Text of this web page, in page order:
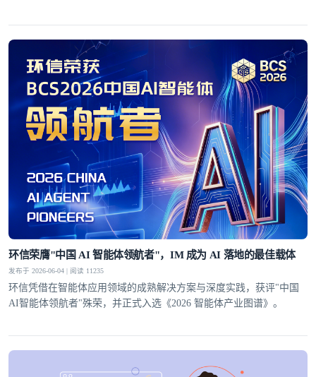
环信荣膺"中国 AI 智能体领航者"，IM 成为 AI 落地的最佳载体
发布于 2026-06-04 | 阅读 11235
环信凭借在智能体应用领域的成熟解决方案与深度实践，获评"中国
AI智能体领航者"殊荣，并正式入选《2026 智能体产业图谱》。